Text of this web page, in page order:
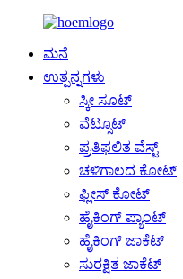
ಮನೆ
ಉತ್ಪನ್ನಗಳು
ಸ್ಕೀ ಸೂಟ್
ವೆಟ್ಸೂಟ್
ಪ್ರತಿಫಲಿತ ವೆಸ್ಟ್
ಚಳಿಗಾಲದ ಕೋಟ್
ಫ್ಲೀಸ್ ಕೋಟ್
ಹೈಕಿಂಗ್ ಪ್ಯಾಂಟ್
ಹೈಕಿಂಗ್ ಜಾಕೆಟ್
ಸುರಕ್ಷಿತ ಜಾಕೆಟ್